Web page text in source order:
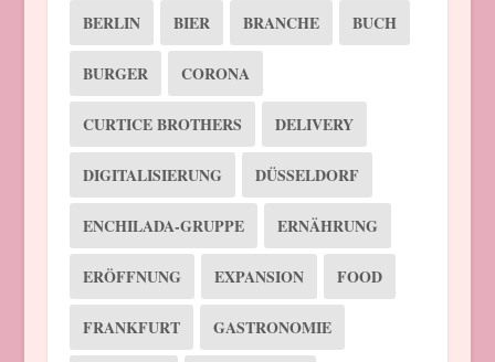
BERLIN BIER BRANCHE BUCH
BURGER CORONA
CURTICE BROTHERS DELIVERY
DIGITALISIERUNG DÜSSELDORF
ENCHILADA-GRUPPE ERNÄHRUNG
ERÖFFNUNG EXPANSION FOOD
FRANKFURT GASTRONOMIE